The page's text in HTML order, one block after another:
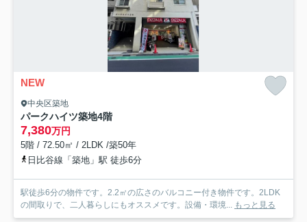
NEW
中央区築地
パークハイツ築地4階
7,380万円
5階 / 72.50㎡ / 2LDK /築50年
日比谷線「築地」駅 徒歩6分
駅徒歩6分の物件です。2.2㎡の広さのバルコニー付き物件です。2LDK
の間取りで、二人暮らしにもオススメです。設備・環境...
もっと見る